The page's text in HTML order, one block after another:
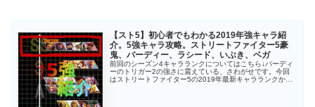
【スト5】初心者でもわかる2019年強キャラ紹
介。5強キャラ攻略。ストリートファイター5豪
鬼、バーディー、ラシード、いぶき、ベガ
前回のシーズン4キャラランクについてはこちら↓バーディ
ーのトリガー2の強さに震えている、さわがせです。今回
はストリートファイター5の2019年最新キャラランクから